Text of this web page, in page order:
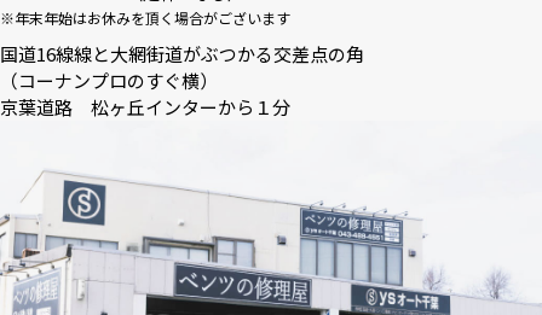
※年末年始はお休みを頂く場合がございます
国道16線線と大網街道がぶつかる交差点の角
（コーナンプロのすぐ横）
京葉道路 松ヶ丘インターから１分